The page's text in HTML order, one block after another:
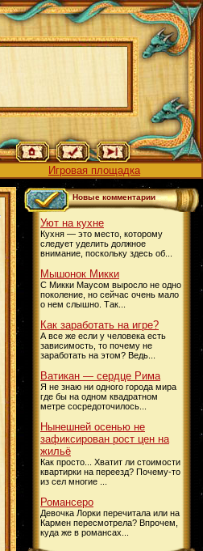
Игровая площадка
Новые комментарии
Уют на кухне
Кухня — это место, которому
следует уделить должное
внимание, поскольку здесь об...
Мышонок Микки
С Микки Маусом выросло не одно
поколение, но сейчас очень мало
о нем слышно. Так...
Как заработать на игре?
А все же если у человека есть
зависимость, то почему не
заработать на этом? Ведь...
Ватикан — сердце Рима
Я не знаю ни одного города мира
где бы на одном квадратном
метре сосредоточилось...
Нынешней осенью не
зафиксирован рост цен на
жильё
Как просто... Хватит ли стоимости
квартирки на переезд? Почему-то
из сел многие ...
Романсеро
Девочка Лорки перечитала или на
Кармен пересмотрела? Впрочем,
куда же в романсах...